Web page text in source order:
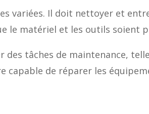
variées. Il doit nettoyer et
le matériel et les outils
tâches de maintenance,
de réparer les